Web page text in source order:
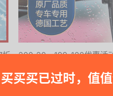
买买买已过时，值
，200-20，199-100优惠活